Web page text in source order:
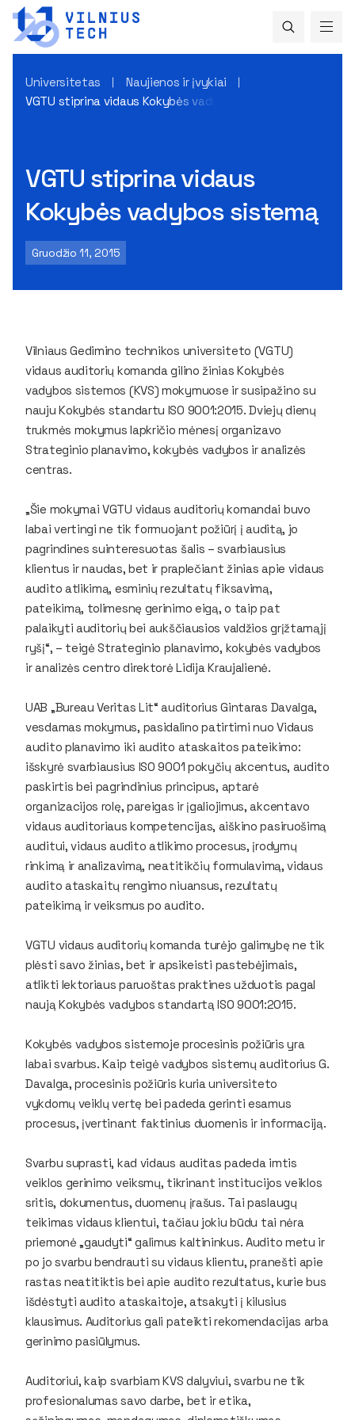
Universitetas
Naujienos ir įvykiai
VGTU stiprina vidaus Kokybės vadybos sistemą
VGTU stiprina vidaus
Kokybės vadybos sistemą
Gruodžio 11, 2015
Vilniaus Gedimino technikos universiteto (VGTU)
vidaus auditorių komanda gilino žinias Kokybės
vadybos sistemos (KVS) mokymuose ir susipažino su
nauju Kokybės standartu ISO 9001:2015. Dviejų dienų
trukmės mokymus lapkričio mėnesį organizavo
Strateginio planavimo, kokybės vadybos ir analizės
centras.
„Šie mokymai VGTU vidaus auditorių komandai buvo
labai vertingi ne tik formuojant požiūrį į auditą, jo
pagrindines suinteresuotas šalis – svarbiausius
klientus ir naudas, bet ir praplečiant žinias apie vidaus
audito atlikimą, esminių rezultatų fiksavimą,
pateikimą, tolimesnę gerinimo eigą, o taip pat
palaikyti auditorių bei aukščiausios valdžios grįžtamąjį
ryšį“, – teigė Strateginio planavimo, kokybės vadybos
ir analizės centro direktorė Lidija Kraujalienė.
UAB „Bureau Veritas Lit“ auditorius Gintaras Davalga,
vesdamas mokymus, pasidalino patirtimi nuo Vidaus
audito planavimo iki audito ataskaitos pateikimo:
išskyrė svarbiausius ISO 9001 pokyčių akcentus, audito
paskirtis bei pagrindinius principus, aptarė
organizacijos rolę, pareigas ir įgaliojimus, akcentavo
vidaus auditoriaus kompetencijas, aiškino pasiruošimą
auditui, vidaus audito atlikimo procesus, įrodymų
rinkimą ir analizavimą, neatitikčių formulavimą, vidaus
audito ataskaitų rengimo niuansus, rezultatų
pateikimą ir veiksmus po audito.
VGTU vidaus auditorių komanda turėjo galimybę ne tik
plėsti savo žinias, bet ir apsikeisti pastebėjimais,
atlikti lektoriaus paruoštas praktines užduotis pagal
naują Kokybės vadybos standartą ISO 9001:2015.
Kokybės vadybos sistemoje procesinis požiūris yra
labai svarbus. Kaip teigė vadybos sistemų auditorius G.
Davalga, procesinis požiūris kuria universiteto
vykdomų veiklų vertę bei padeda gerinti esamus
procesus, įvertinant faktinius duomenis ir informaciją.
Svarbu suprasti, kad vidaus auditas padeda imtis
veiklos gerinimo veiksmų, tikrinant institucijos veiklos
sritis, dokumentus, duomenų įrašus. Tai paslaugų
teikimas vidaus klientui, tačiau jokiu būdu tai nėra
priemonė „gaudyti“ galimus kaltininkus. Audito metu ir
po jo svarbu bendrauti su vidaus klientu, pranešti apie
rastas neatitiktis bei apie audito rezultatus, kurie bus
išdėstyti audito ataskaitoje, atsakyti į kilusius
klausimus. Auditorius gali pateikti rekomendacijas arba
gerinimo pasiūlymus.
Auditoriui, kaip svarbiam KVS dalyviui, svarbu ne tik
profesionalumas savo darbe, bet ir etika,